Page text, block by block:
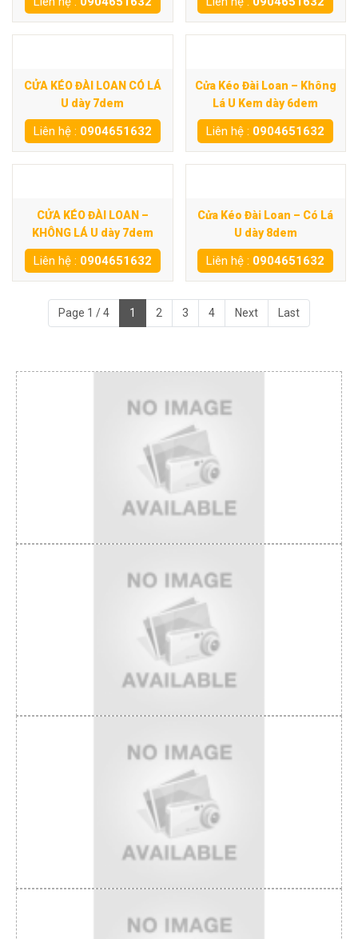
CỬA KÉO ĐÀI LOAN CÓ LÁ
U dày 7dem
Liên hệ : 0904651632
Cửa Kéo Đài Loan – Không
Lá U Kem dày 6dem
Liên hệ : 0904651632
CỬA KÉO ĐÀI LOAN –
KHÔNG LÁ U dày 7dem
Liên hệ : 0904651632
Cửa Kéo Đài Loan – Có Lá
U dày 8dem
Liên hệ : 0904651632
Page 1 / 4 1 2 3 4 Next Last